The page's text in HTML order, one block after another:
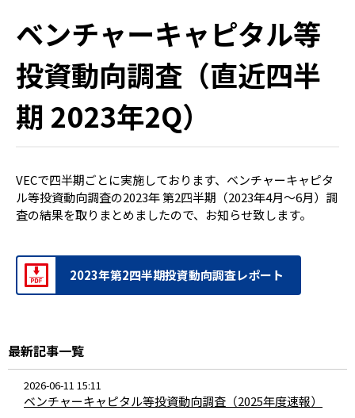
ベンチャーキャピタル等
投資動向調査（直近四半
期 2023年2Q）
VECで四半期ごとに実施しております、ベンチャーキャピタ
ル等投資動向調査の2023年 第2四半期（2023年4月～6月）調
査の結果を取りまとめましたので、お知らせ致します。
2023年第2四半期投資動向調査レポート
最新記事一覧
2026-06-11 15:11
ベンチャーキャピタル等投資動向調査（2025年度速報）